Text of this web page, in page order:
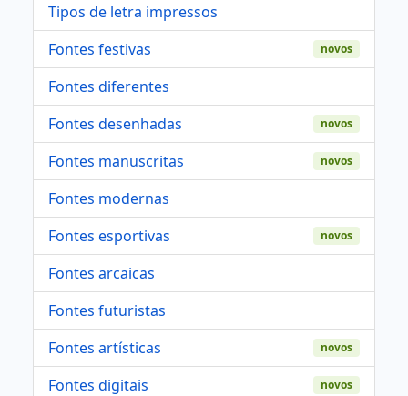
Tipos de letra impressos
Fontes festivas
novos
Fontes diferentes
Fontes desenhadas
novos
Fontes manuscritas novos
Fontes modernas
Fontes esportivas
novos
Fontes arcaicas
Fontes futuristas
Fontes artísticas
novos
Fontes digitais novos